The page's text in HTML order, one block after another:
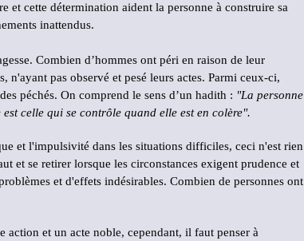
et cette détermination aident la personne à construire sa
inattendus.
Combien d’hommes ont péri en raison de leur
n'ayant pas observé et pesé leurs actes. Parmi ceux-ci,
péchés. On comprend le sens d’un hadith : "La personne
celle qui se contrôle quand elle est en colère".
et l'impulsivité dans les situations difficiles, ceci n'est rien
et se retirer lorsque les circonstances exigent prudence et
et d'effets indésirables. Combien de personnes ont
action et un acte noble, cependant, il faut penser à